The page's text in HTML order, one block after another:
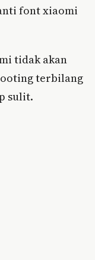
font xiaomi
tidak akan
terbilang
sulit.